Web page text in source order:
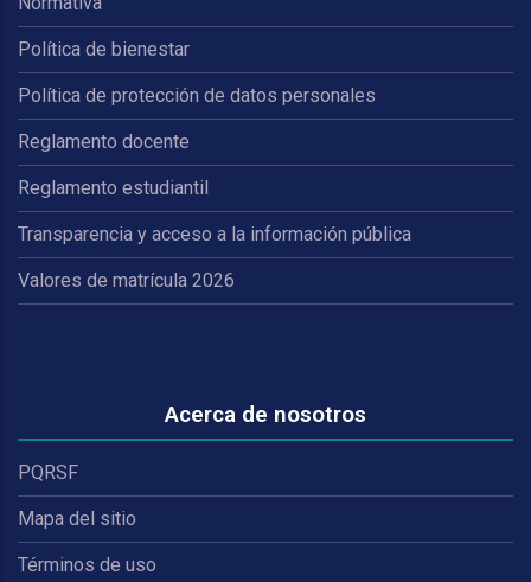
Política de bienestar
Política de protección de datos personales
Reglamento docente
Reglamento estudiantil
Transparencia y acceso a la información pública
Valores de matrícula 2026
Acerca de nosotros
PQRSF
Mapa del sitio
Términos de uso